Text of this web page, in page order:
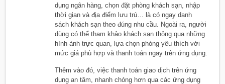
dụng ngân hàng, chọn đặt phòng khách sạn, nhập
thời gian và địa điểm lưu trú… là có ngay danh
sách khách sạn theo đúng nhu cầu. Ngoài ra, người
dùng có thể tham khảo khách sạn thông qua những
hình ảnh trực quan, lựa chọn phòng yêu thích với
mức giá phù hợp và thanh toán ngay trên ứng dụng.
Thêm vào đó, việc thanh toán giao dịch trên ứng
dụng an tâm, nhanh chóng hơn qua các ứng dụng